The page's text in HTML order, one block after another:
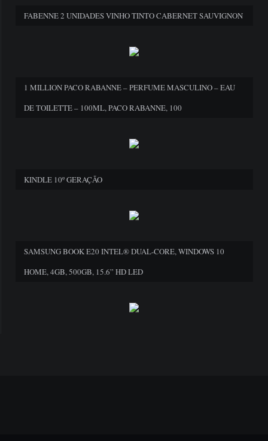
FABENNE 2 UNIDADES VINHO TINTO CABERNET SAUVIGNON
1 MILLION PACO RABANNE – PERFUME MASCULINO – EAU
DE TOILETTE – 100ML, PACO RABANNE, 100
KINDLE 10º GERAÇÃO
SAMSUNG BOOK E20 INTEL® DUAL-CORE, WINDOWS 10
HOME, 4GB, 500GB, 15.6” HD LED